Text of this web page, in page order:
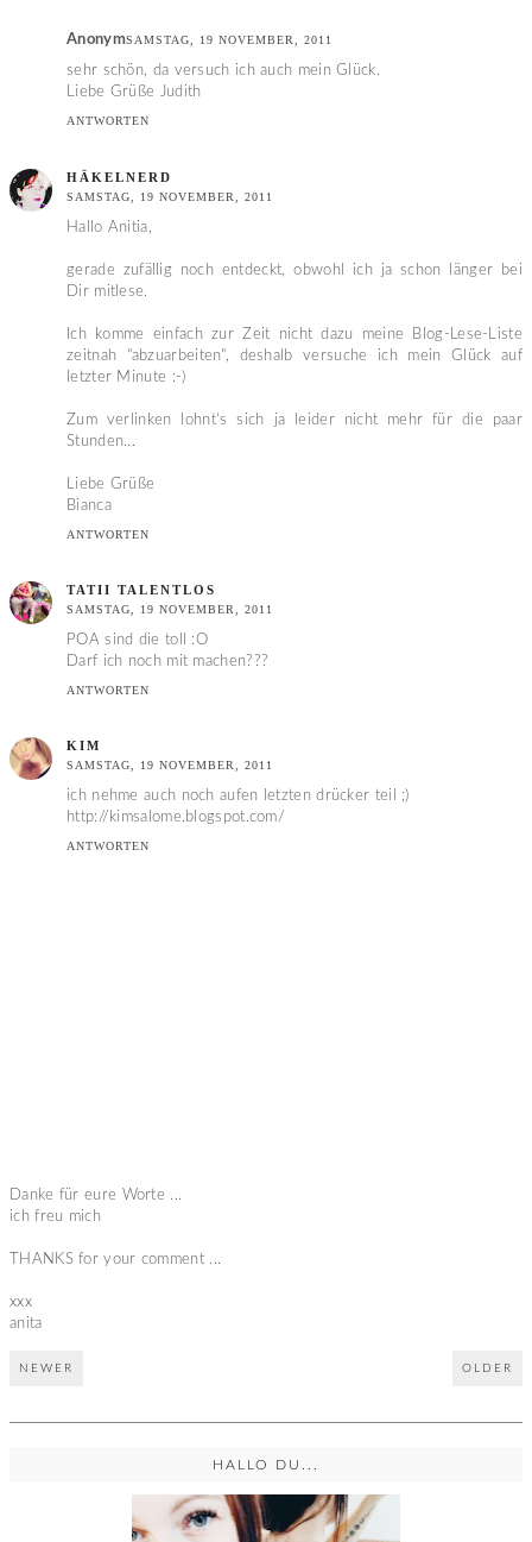
AnonymSAMSTAG, 19 NOVEMBER, 2011
sehr schön, da versuch ich auch mein Glück.
Liebe Grüße Judith
ANTWORTEN
HÄKELNERD
SAMSTAG, 19 NOVEMBER, 2011
Hallo Anitia,
gerade zufällig noch entdeckt, obwohl ich ja schon länger bei
Dir mitlese.
Ich komme einfach zur Zeit nicht dazu meine Blog-Lese-Liste
zeitnah "abzuarbeiten", deshalb versuche ich mein Glück auf
letzter Minute :-)
Zum verlinken lohnt's sich ja leider nicht mehr für die paar
Stunden...
Liebe Grüße
Bianca
ANTWORTEN
TATII TALENTLOS
SAMSTAG, 19 NOVEMBER, 2011
POA sind die toll :O
Darf ich noch mit machen???
ANTWORTEN
KIM
SAMSTAG, 19 NOVEMBER, 2011
ich nehme auch noch aufen letzten drücker teil ;)
http://kimsalome.blogspot.com/
ANTWORTEN
Danke für eure Worte ...
ich freu mich
THANKS for your comment ...
xxx
anita
NEWER OLDER
HALLO DU...